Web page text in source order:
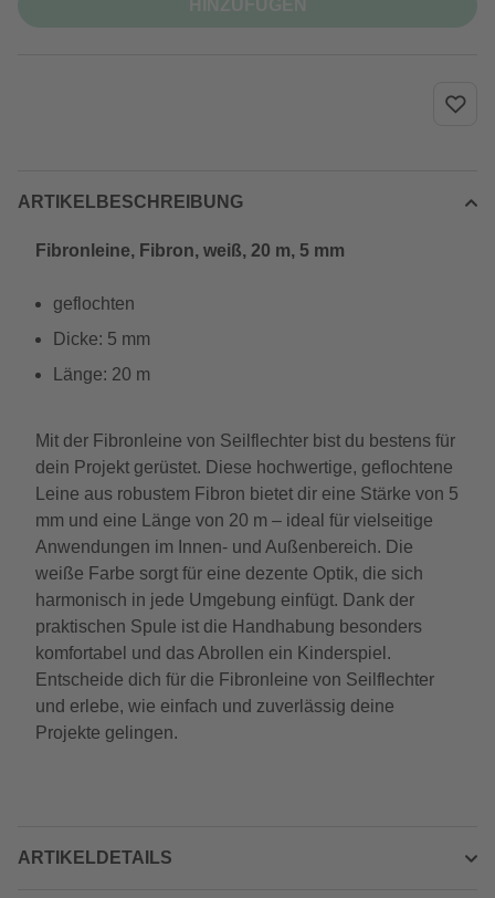
ARTIKELBESCHREIBUNG
Fibronleine, Fibron, weiß, 20 m, 5 mm
geflochten
Dicke: 5 mm
Länge: 20 m
Mit der Fibronleine von Seilflechter bist du bestens für
dein Projekt gerüstet. Diese hochwertige, geflochtene
Leine aus robustem Fibron bietet dir eine Stärke von 5
mm und eine Länge von 20 m – ideal für vielseitige
Anwendungen im Innen- und Außenbereich. Die
weiße Farbe sorgt für eine dezente Optik, die sich
harmonisch in jede Umgebung einfügt. Dank der
praktischen Spule ist die Handhabung besonders
komfortabel und das Abrollen ein Kinderspiel.
Entscheide dich für die Fibronleine von Seilflechter
und erlebe, wie einfach und zuverlässig deine
Projekte gelingen.
ARTIKELDETAILS